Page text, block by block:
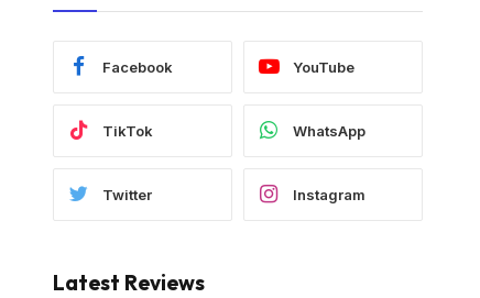
Facebook YouTube
TikTok WhatsApp
Twitter Instagram
Latest Reviews